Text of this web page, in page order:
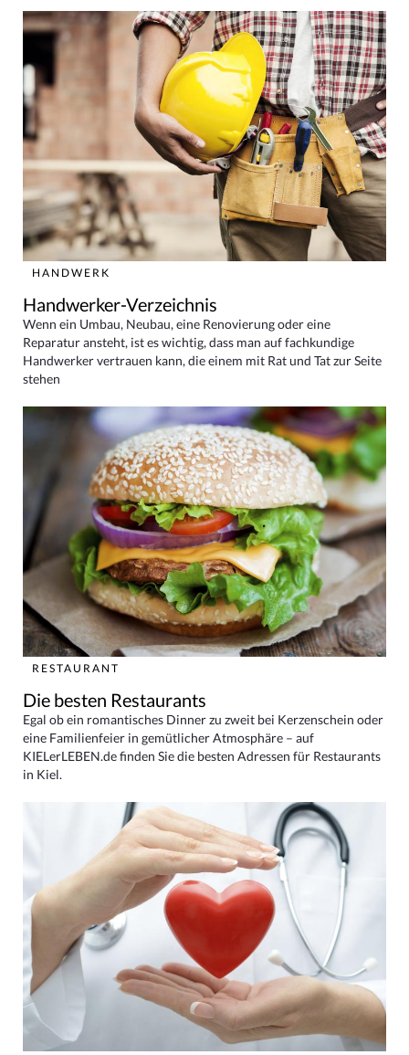
HANDWERK
Handwerker-Verzeichnis
Wenn ein Umbau, Neubau, eine Renovierung oder eine
Reparatur ansteht, ist es wichtig, dass man auf fachkundige
Handwerker vertrauen kann, die einem mit Rat und Tat zur Seite
stehen
RESTAURANT
Die besten Restaurants
Egal ob ein romantisches Dinner zu zweit bei Kerzenschein oder
eine Familienfeier in gemütlicher Atmosphäre – auf
KIELerLEBEN.de finden Sie die besten Adressen für Restaurants
in Kiel.